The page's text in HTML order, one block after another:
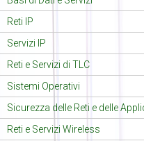
Reti IP
Servizi IP
Reti e Servizi di TLC
Sistemi Operativi
Sicurezza delle Reti e delle
Reti e Servizi Wireless